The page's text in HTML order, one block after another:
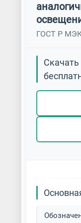
ГОСТ Р
Скачать